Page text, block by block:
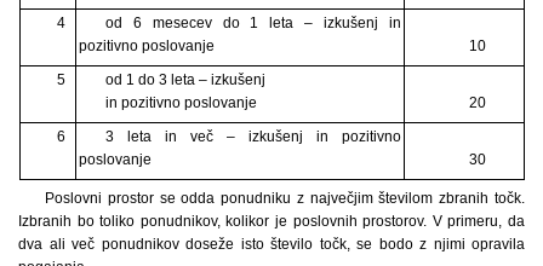
4
od 6 mesecev do 1 leta – izkušenj in
pozitivno poslovanje
10
5
od 1 do 3 leta – izkušenj
in pozitivno poslovanje
20
6
3 leta in več – izkušenj in pozitivno
poslovanje
30
Poslovni prostor se odda ponudniku z največjim številom zbranih točk.
Izbranih bo toliko ponudnikov, kolikor je poslovnih prostorov. V primeru, da
dva ali več ponudnikov doseže isto število točk, se bodo z njimi opravila